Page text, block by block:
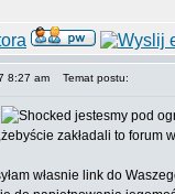
8:27 am Temat postu:
jestesmy pod
zakładali to
własnie link do